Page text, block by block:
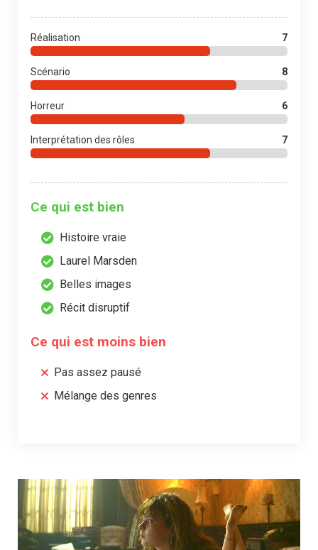
Réalisation 7
Scénario 8
Horreur 6
Interprétation des rôles 7
Ce qui est bien
Histoire vraie
Laurel Marsden
Belles images
Récit disruptif
Ce qui est moins bien
Pas assez pausé
Mélange des genres